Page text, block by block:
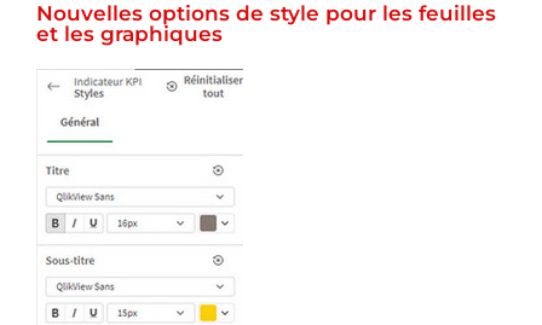
Nouvelles options de style pour les feuilles
et les graphiques